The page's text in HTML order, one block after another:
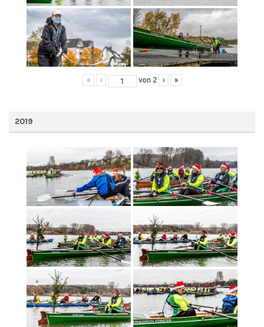
« ‹ von 2 › »
2019